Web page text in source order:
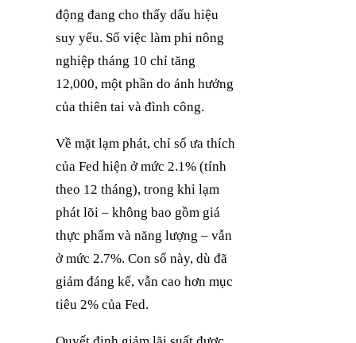
động đang cho thấy dấu hiệu
suy yếu. Số việc làm phi nông
nghiệp tháng 10 chỉ tăng
12,000, một phần do ảnh hưởng
của thiên tai và đình công.
Về mặt lạm phát, chỉ số ưa thích
của Fed hiện ở mức 2.1% (tính
theo 12 tháng), trong khi lạm
phát lõi – không bao gồm giá
thực phẩm và năng lượng – vẫn
ở mức 2.7%. Con số này, dù đã
giảm đáng kể, vẫn cao hơn mục
tiêu 2% của Fed.